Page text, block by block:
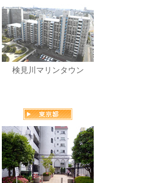
検見川マリンタウン